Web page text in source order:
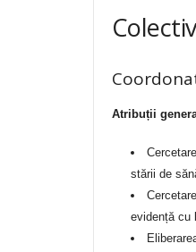
Atribuții
stării de
evidență cu